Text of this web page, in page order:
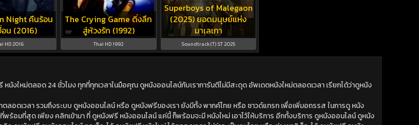
Night คืนร้อน
อน (2016)
HD 2016
The Crying Game ดิ่งลึก
สู่ห้วงรัก (1992)
Thai HD 1992
Superboys of Malegaon
(2025) ยอดมนุษย์แห่ง
มาเลเกา
Soundtrack(T) ST 2025
งใหม่ตลอด 24 ชั่วโมง ทุกที่ทุกเวลาในมือคุณ ดูหนังออนไลน์กับเราการันตีไม่มีสะดุด อัพเดตหนังใหม่ตลอดเวลา เรียกได้ว่าดูหนัง
ลอดเวลา รวมถึงระบบ ดูหนังออนไลน์ หรือ ดูหนังฟรีของเรา ยังมีทั้ง พากค์ไทย หรือ ซาวด์แทรก เพื่อเพิ่มอถรรส ในการดู หนัง
ร้อมที่สุด เพียง คลิกเข้ามา ที่ ดูหนังฟรี หนังออนไลน์ แค่นี้ ก็พร้อมจะมี หนังใหม่ เอาไว้ให้บริการ อีกทั้งบริการ ดูหนังออนไลน์ ดูหนัง